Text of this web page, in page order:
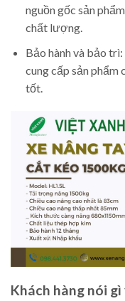
nguồn gốc sản
chất lượng.
Bảo hành và bảo
cung cấp sản phẩm
tốt.
Khách hàng nói